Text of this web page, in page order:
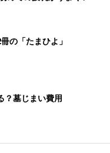
本と夏のトラブル 解決テ
の「たまひよ」
？墓じまい費用